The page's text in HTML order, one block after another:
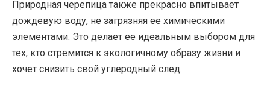
Природная черепица также прекрасно впитывает
дождевую воду, не загрязняя ее химическими
элементами. Это делает ее идеальным выбором для
тех, кто стремится к экологичному образу жизни и
хочет снизить свой углеродный след.